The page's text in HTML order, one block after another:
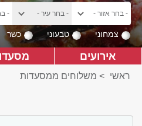
צמחוני טבעוני כשר
אירועים
ראשי > משלוחים ממסעדות